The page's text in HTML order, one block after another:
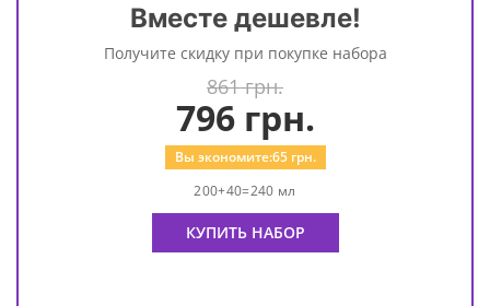
Вместе дешевле!
Получите скидку при покупке набора
861 грн.
796грн.
Вы экономите:65грн.
200+40=240 мл
КУПИТЬ НАБОР